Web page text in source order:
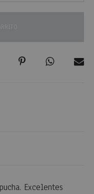
Excelentes